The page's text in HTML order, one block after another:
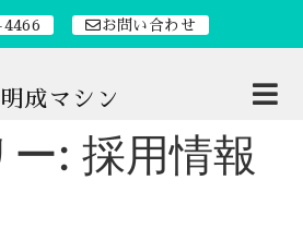
お問い合わせ
成マシン
ー: 採用情報